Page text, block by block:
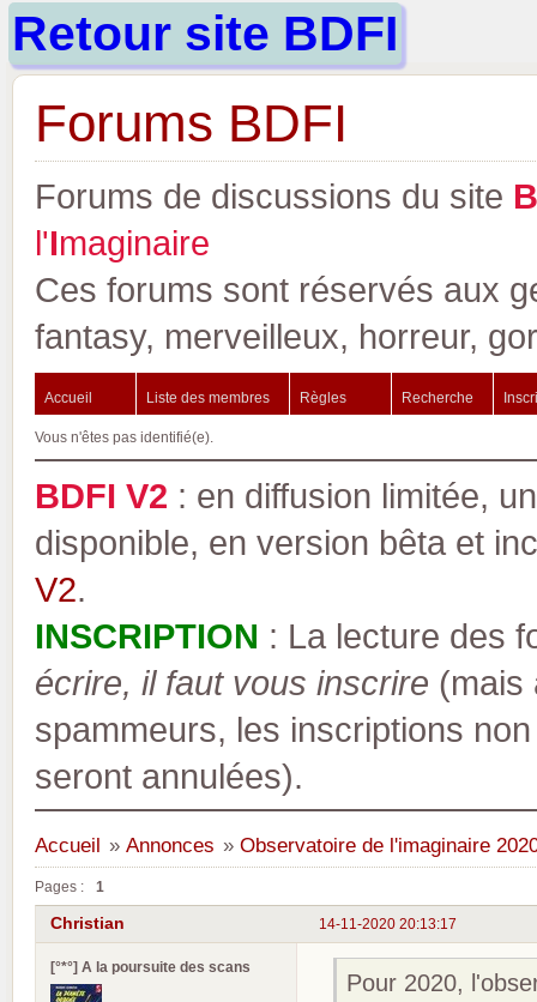
Retour site BDFI
Forums BDFI
Forums de discussions du site B
l'Imaginaire
Ces forums sont réservés aux
fantasy, merveilleux, horreur,
Accueil Liste des membres Règles Recherche
Vous n'êtes pas identifié(e).
BDFI V2 : en diffusion limitée,
disponible, en version bêta et
V2.
INSCRIPTION : La lecture des
écrire, il faut vous inscrire (mais
spammeurs, les inscriptions
seront annulées).
Accueil » Annonces » Observatoire de l'imaginaire
Pages : 1
14-11-2020 20:13:17
Christian
[°*°] A la poursuite des scans
Pour 2020,